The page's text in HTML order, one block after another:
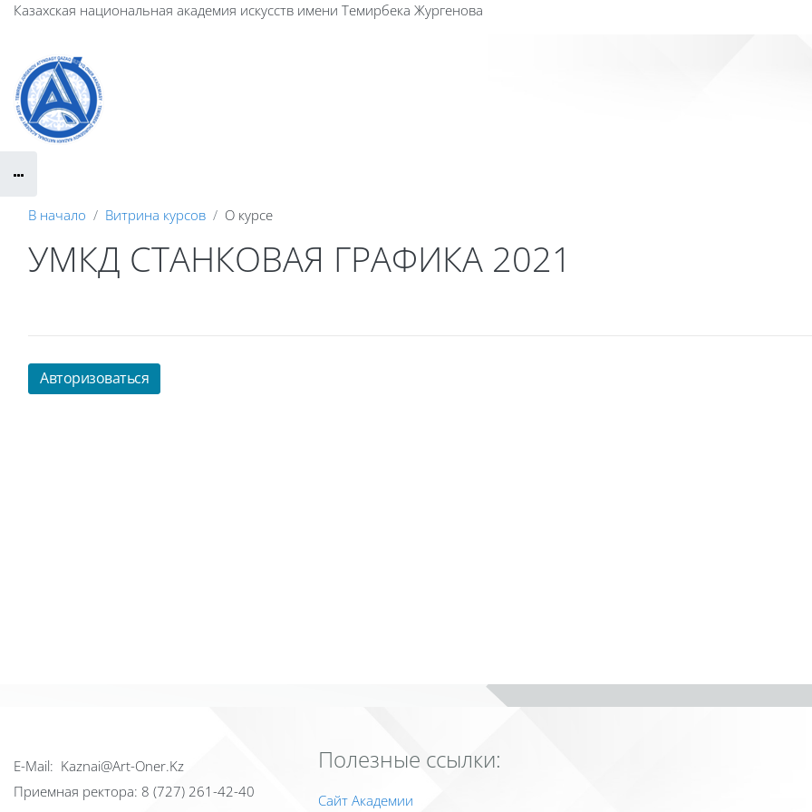
Перейти к основному содержанию
Казахская национальная академия искусств имени Темирбека Жургенова
В начало Витрина курсов О курсе
УМКД СТАНКОВАЯ ГРАФИКА 2021
Авторизоваться
Е-Mail: Kaznai@Art-Oner.Kz
Приемная ректора: 8 (727) 261-42-40
Полезные ссылки:
Сайт Академии